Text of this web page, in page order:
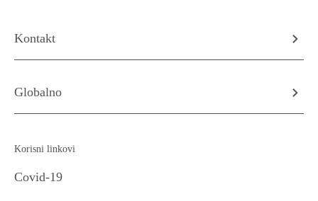
Kontakt
Globalno
Korisni linkovi
Covid-19